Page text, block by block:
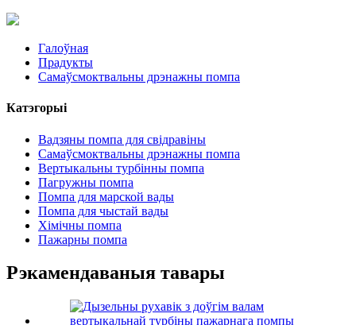
Галоўная
Прадукты
Самаўсмоктвальны дрэнажны помпа
Катэгорыі
Вадзяны помпа для свідравіны
Самаўсмоктвальны дрэнажны помпа
Вертыкальны турбінны помпа
Пагружны помпа
Помпа для марской вады
Помпа для чыстай вады
Хімічны помпа
Пажарны помпа
Рэкамендаваныя тавары